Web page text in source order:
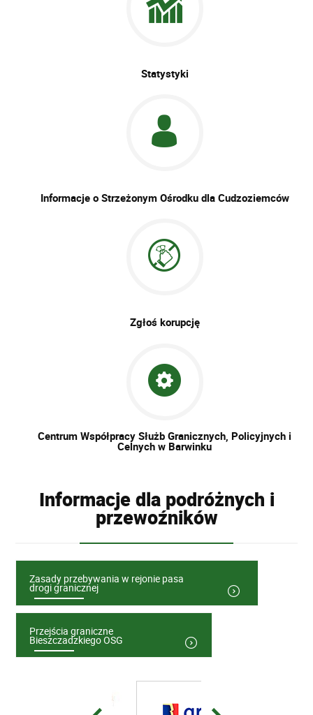
Statystyki
Informacje o Strzeżonym Ośrodku dla Cudzoziemców
Zgłoś korupcję
Centrum Współpracy Służb Granicznych, Policyjnych i
Celnych w Barwinku
Informacje dla podróżnych i
przewoźników
Zasady przebywania w rejonie pasa
drogi granicznej
Przejścia graniczne
Bieszczadzkiego OSG